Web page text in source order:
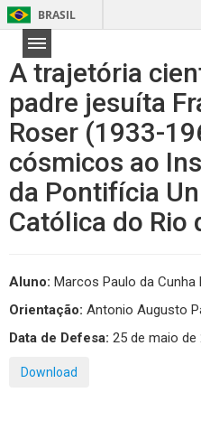
BRASIL
A trajetória
padre jesuíta
Roser (1933-
cósmicos ao
da Pontifícia
Católica do Rio
Aluno: Marcos Paulo da Cunha
Orientação: Antonio Augusto
Data de Defesa: 25 de maio de
Download